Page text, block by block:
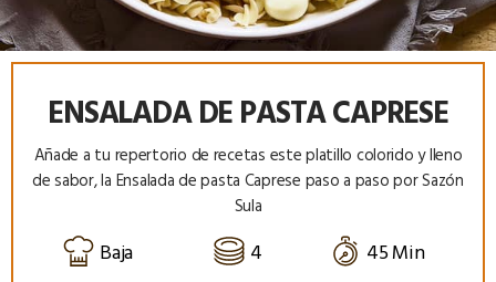
ENSALADA DE PASTA CAPRESE
Añade a tu repertorio de recetas este platillo colorido y lleno
de sabor, la Ensalada de pasta Caprese paso a paso por Sazón
Sula
Baja 4
45 Min